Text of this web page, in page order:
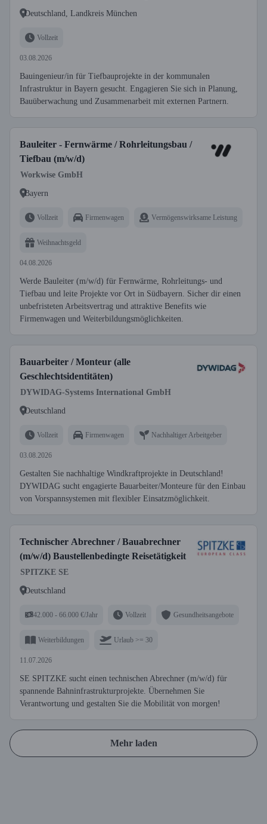
Deutschland, Landkreis München
Vollzeit
03.08.2026
Bauingenieur/in für Tiefbauprojekte in der kommunalen
Infrastruktur in Bayern gesucht. Engagieren Sie sich in Planung,
Bauüberwachung und Zusammenarbeit mit externen Partnern.
Bauleiter - Fernwärme / Rohrleitungsbau /
Tiefbau (m/w/d)
Workwise GmbH
Bayern
Vollzeit Firmenwagen Vermögenswirksame Leistung
Weihnachtsgeld
04.08.2026
Werde Bauleiter (m/w/d) für Fernwärme, Rohrleitungs- und
Tiefbau und leite Projekte vor Ort in Südbayern. Sicher dir einen
unbefristeten Arbeitsvertrag und attraktive Benefits wie
Firmenwagen und Weiterbildungsmöglichkeiten.
Bauarbeiter / Monteur (alle
Geschlechtsidentitäten)
DYWIDAG-Systems International GmbH
Deutschland
Vollzeit Firmenwagen Nachhaltiger Arbeitgeber
03.08.2026
Gestalten Sie nachhaltige Windkraftprojekte in Deutschland!
DYWIDAG sucht engagierte Bauarbeiter/Monteure für den Einbau
von Vorspannsystemen mit flexibler Einsatzmöglichkeit.
Technischer Abrechner / Bauabrechner
(m/w/d) Baustellenbedingte Reisetätigkeit
SPITZKE SE
Deutschland
42.000 - 66.000 €/Jahr Vollzeit Gesundheitsangebote
Weiterbildungen Urlaub >= 30
11.07.2026
SE SPITZKE sucht einen technischen Abrechner (m/w/d) für
spannende Bahninfrastrukturprojekte. Übernehmen Sie
Verantwortung und gestalten Sie die Mobilität von morgen!
Mehr laden